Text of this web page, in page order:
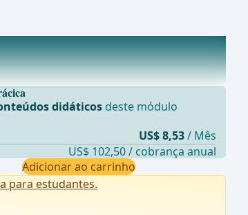
didáticosdeste módulo
US$ 8,53 / Mês
US$ 102,50 / cobrança anual
Adicionar ao carrinho
para estudantes.